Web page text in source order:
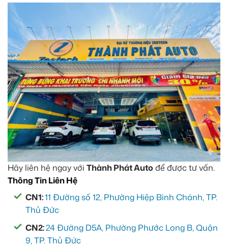
Hãy liên hệ ngay với Thành Phát Auto để được tư vấn.
Thông Tin Liên Hệ
CN1:11 Đường số 12, Phường Hiệp Bình Chánh, TP.
Thủ Đức
CN2:24 Đường D5A, Phường Phước Long B, Quận
9, TP. Thủ Đức